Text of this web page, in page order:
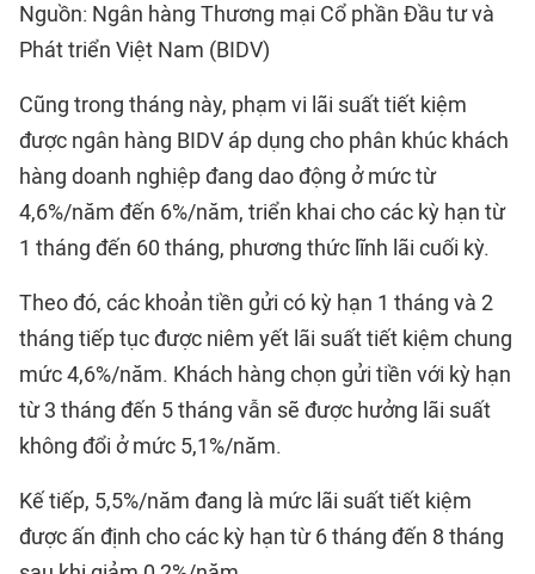
Nguồn: Ngân hàng Thương mại Cổ phần Đầu tư và
Phát triển Việt Nam (BIDV)
Cũng trong tháng này, phạm vi lãi suất tiết kiệm
được ngân hàng BIDV áp dụng cho phân khúc khách
hàng doanh nghiệp đang dao động ở mức từ
4,6%/năm đến 6%/năm, triển khai cho các kỳ hạn từ
1 tháng đến 60 tháng, phương thức lĩnh lãi cuối kỳ.
Theo đó, các khoản tiền gửi có kỳ hạn 1 tháng và 2
tháng tiếp tục được niêm yết lãi suất tiết kiệm chung
mức 4,6%/năm. Khách hàng chọn gửi tiền với kỳ hạn
từ 3 tháng đến 5 tháng vẫn sẽ được hưởng lãi suất
không đổi ở mức 5,1%/năm.
Kế tiếp, 5,5%/năm đang là mức lãi suất tiết kiệm
được ấn định cho các kỳ hạn từ 6 tháng đến 8 tháng